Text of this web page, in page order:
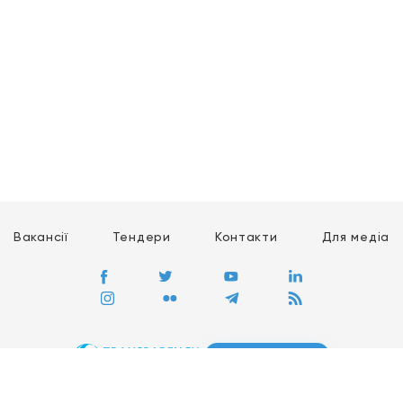
Вакансії Тендери Контакти Для медіа